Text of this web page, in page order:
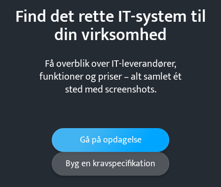
Find det rette IT-system til
dinvirksomhed
Få overblik over IT-leverandører,
funktioner og priser – alt samlet ét
sted med screenshots.
Gå på opdagelse
Byg en kravspecifikation